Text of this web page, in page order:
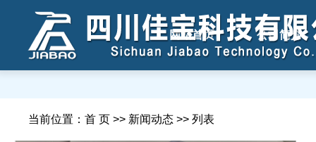
网站首页 公司简介
当前位置：首 页 >> 新闻动态 >> 列表